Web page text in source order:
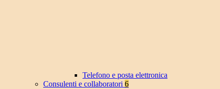
Telefono e posta elettronica
Consulenti e collaboratori 6